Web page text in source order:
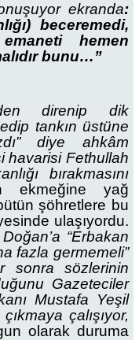
ekranda:
beceremedi,
hemen
bunu…”
direnip dik
tankın üstüne
diye ahkâm
havarisi Fethullah
bırakmasını
ekmeğine yağ
şöhretlere bu
ulaşıyordu.
“Erbakan
fazla germemeli”
sonra sözlerinin
Gazeteciler
Mustafa Yeşil
çalışıyor,
olarak duruma